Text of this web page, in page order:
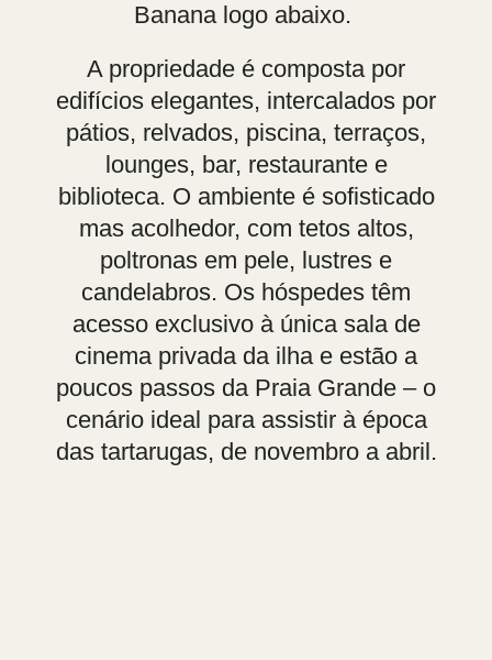
Banana logo abaixo.
A propriedade é composta por
edifícios elegantes, intercalados por
pátios, relvados, piscina, terraços,
lounges, bar, restaurante e
biblioteca. O ambiente é sofisticado
mas acolhedor, com tetos altos,
poltronas em pele, lustres e
candelabros. Os hóspedes têm
acesso exclusivo à única sala de
cinema privada da ilha e estão a
poucos passos da Praia Grande – o
cenário ideal para assistir à época
das tartarugas, de novembro a abril.